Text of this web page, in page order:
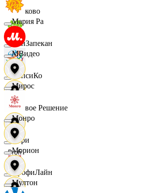
Очаково
ПанЗапекан
ПепсиКо
Первое Решение
Пери
ПрофиЛайн
Мария Ра
МВидео
Мирос
Монро
Морион
Мултон